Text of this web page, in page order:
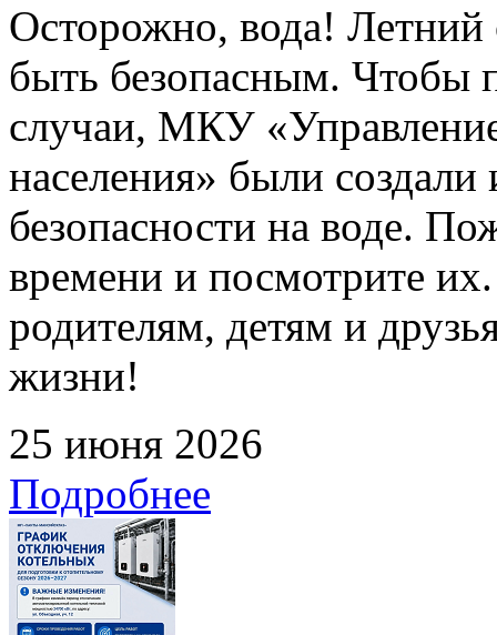
Осторожно, вода! Летний
быть безопасным. Чтобы
случаи, МКУ
населения» были
безопасности на воде.
времени и посмотрите
родителям, детям и
жизни!
25 июня 2026
Подробнее